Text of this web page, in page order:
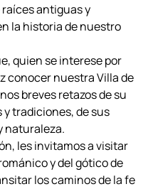
raíces antiguas y
la historia de nuestro
quien se interese por
conocer nuestra Villa de
breves retazos de su
tradiciones, de sus
naturaleza.
les invitamos a visitar
y del gótico de
los caminos de la fe